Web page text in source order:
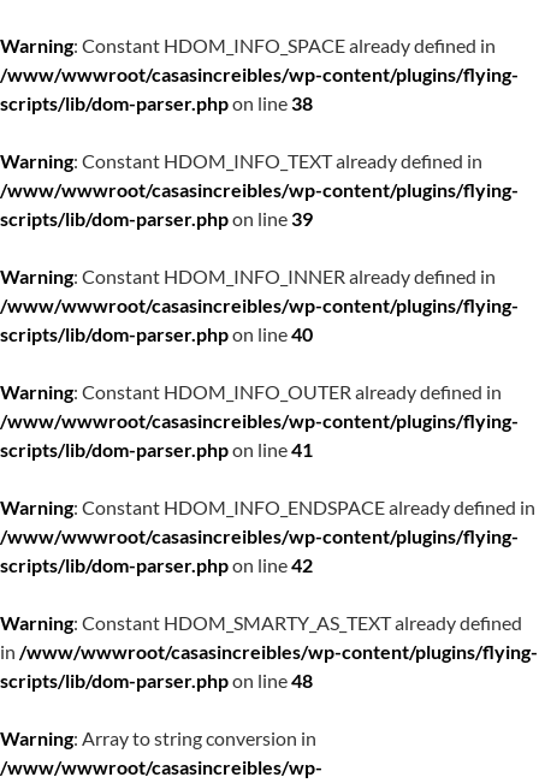
Warning: Constant HDOM_INFO_SPACE already defined in
/www/wwwroot/casasincreibles/wp-content/plugins/flying-
scripts/lib/dom-parser.phpon line38
Warning: Constant HDOM_INFO_TEXT already defined in
/www/wwwroot/casasincreibles/wp-content/plugins/flying-
scripts/lib/dom-parser.phpon line39
Warning: Constant HDOM_INFO_INNER already defined in
/www/wwwroot/casasincreibles/wp-content/plugins/flying-
scripts/lib/dom-parser.phpon line40
Warning: Constant HDOM_INFO_OUTER already defined in
/www/wwwroot/casasincreibles/wp-content/plugins/flying-
scripts/lib/dom-parser.phpon line41
Warning: Constant HDOM_INFO_ENDSPACE already defined in
/www/wwwroot/casasincreibles/wp-content/plugins/flying-
scripts/lib/dom-parser.phpon line42
Warning: Constant HDOM_SMARTY_AS_TEXT already defined
in /www/wwwroot/casasincreibles/wp-content/plugins/flying-
scripts/lib/dom-parser.phpon line48
Warning: Array to string conversion in
/www/wwwroot/casasincreibles/wp-